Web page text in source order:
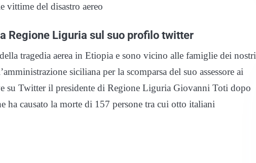
vittime del disastro aereo
Regione Liguria sul suo profilo twitter
tragedia aerea in Etiopia e sono vicino alle famiglie dei nostri
siciliana per la scomparsa del suo assessore ai
su Twitter il presidente di Regione Liguria Giovanni Toti dopo
ha causato la morte di 157 persone tra cui otto italiani